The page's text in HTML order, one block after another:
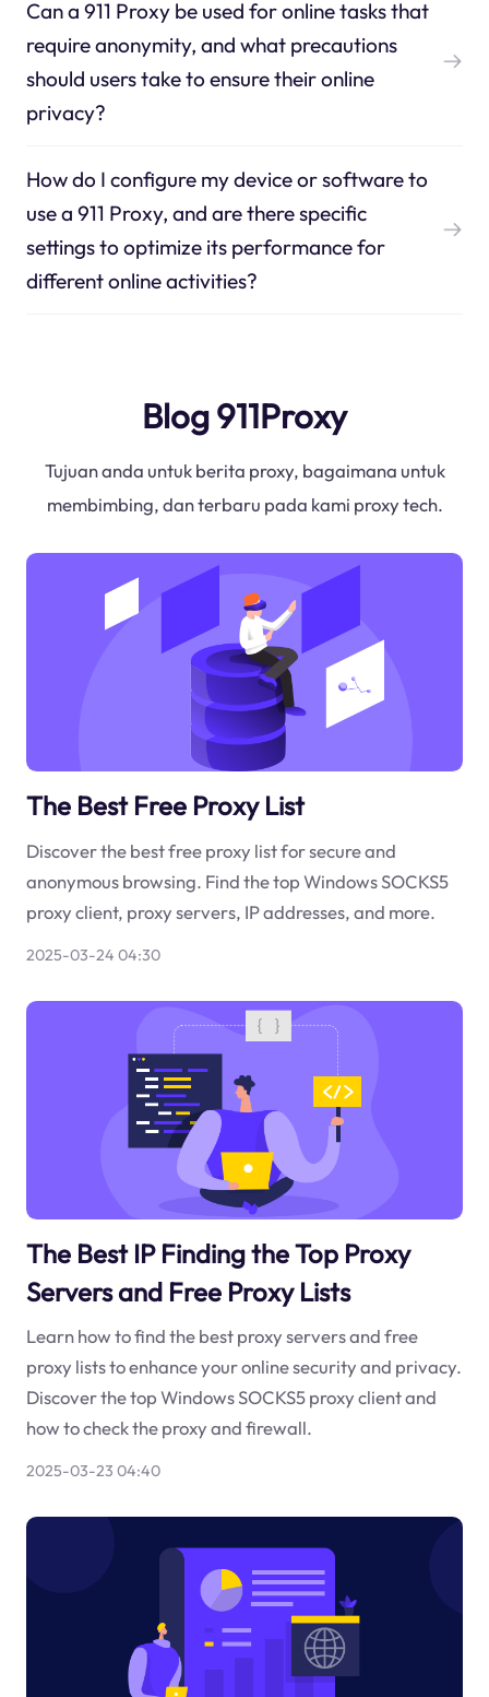
Can a 911 Proxy be used for online tasks that
require anonymity, and what precautions
should users take to ensure their online
privacy?
How do I configure my device or software to
use a 911 Proxy, and are there specific
settings to optimize its performance for
different online activities?
Blog 911Proxy
Tujuan anda untuk berita proxy, bagaimana untuk
membimbing, dan terbaru pada kami proxy tech.
The Best Free Proxy List
Discover the best free proxy list for secure and
anonymous browsing. Find the top Windows SOCKS5
proxy client, proxy servers, IP addresses, and more.
2025-03-24 04:30
The Best IP Finding the Top Proxy
Servers and Free Proxy Lists
Learn how to find the best proxy servers and free
proxy lists to enhance your online security and privacy.
Discover the top Windows SOCKS5 proxy client and
how to check the proxy and firewall.
2025-03-23 04:40